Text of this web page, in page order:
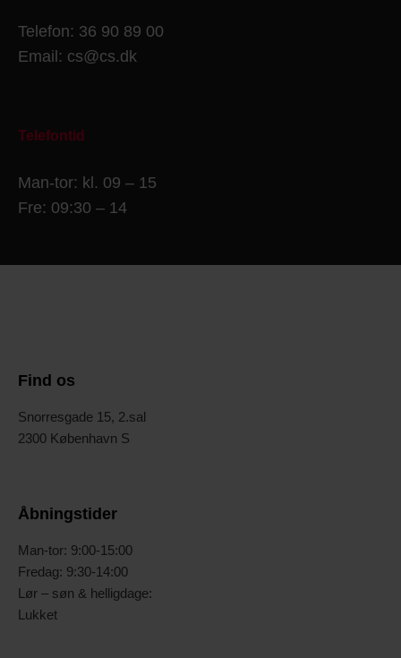
Telefon: 36 90 89 00
Email: cs@cs.dk
Telefontid
Man-tor: kl. 09 – 15
Fre: 09:30 – 14
Find os
Snorresgade 15, 2.sal
2300 København S
Åbningstider
Man-tor: 9:00-15:00
Fredag: 9:30-14:00
Lør – søn & helligdage:
Lukket